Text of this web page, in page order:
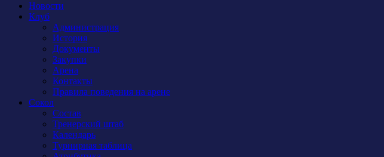
Новости
Клуб
Администрация
История
Документы
Закупки
Арена
Контакты
Правила поведения на арене
Сокол
Состав
Тренерский штаб
Календарь
Турнирная таблица